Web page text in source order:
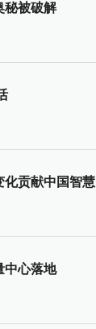
秘被破解
化贡献中国智慧
中心落地